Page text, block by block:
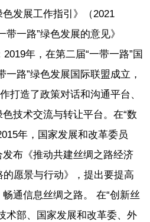
发展工作指引》（2021
一路”绿色发展的意见》
2019年，在第二届“一带一路”国
一路”绿色发展国际联盟成立，
打造了政策对话和沟通平台、
技术交流与转让平台。在“数
年，国家发展和改革委员
布《推动共建丝绸之路经济
愿景与行动》，提出要提高
通信息丝绸之路。 在“创新丝
术部、国家发展和改革委、外